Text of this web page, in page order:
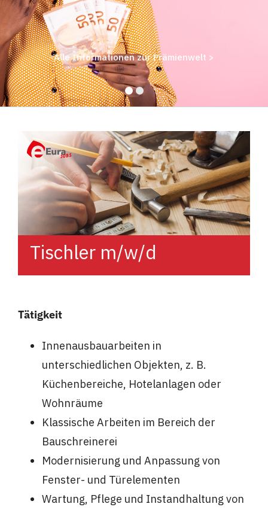
Alle Informationen zur Prämienwelt >
Tischler m/w/d
Tätigkeit
Innenausbauarbeiten in
unterschiedlichen Objekten, z. B.
Küchenbereiche, Hotelanlagen oder
Wohnräume
Klassische Arbeiten im Bereich der
Bauschreinerei
Modernisierung und Anpassung von
Fenster- und Türelementen
Wartung, Pflege und Instandhaltung von